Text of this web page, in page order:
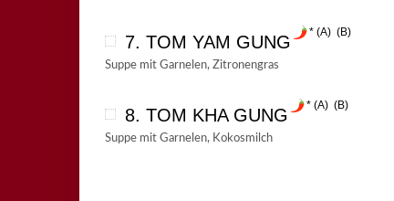
7. TOM YAM GUNG A B
Suppe mit Garnelen, Zitronengras
8. TOM KHA GUNG A B
Suppe mit Garnelen, Kokosmilch